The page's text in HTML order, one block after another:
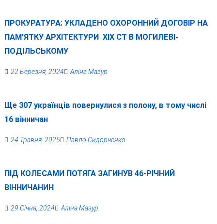
ПРОКУРАТУРА: УКЛАДЕНО ОХОРОННИЙ ДОГОВІР НА
ПАМ’ЯТКУ АРХІТЕКТУРИ ХІХ СТ В МОГИЛЕВІ-
ПОДІЛЬСЬКОМУ
22 Березня, 2024 Аліна Мазур
Ще 307 українців повернулися з полону, в тому числі
16 вінничан
24 Травня, 2025 Павло Сидорченко
ПІД КОЛЕСАМИ ПОТЯГА ЗАГИНУВ 46-РІЧНИЙ
ВІННИЧАНИН
29 Січня, 2024 Аліна Мазур